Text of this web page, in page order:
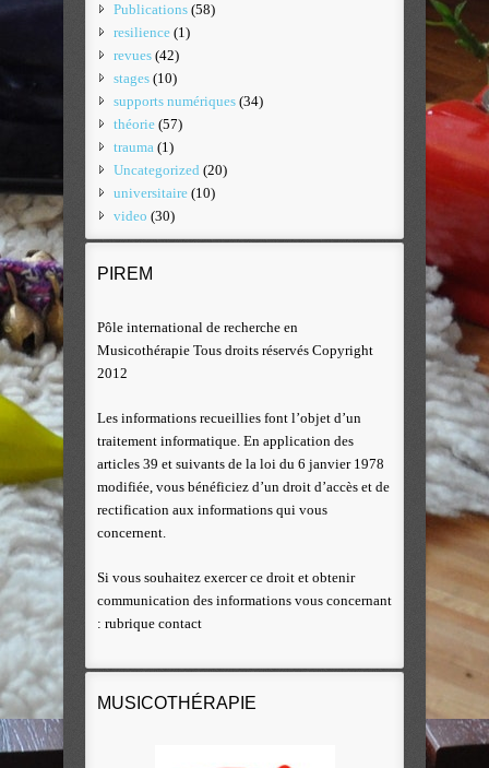
Publications (58)
resilience (1)
revues (42)
stages (10)
supports numériques (34)
théorie (57)
trauma (1)
Uncategorized (20)
universitaire (10)
video (30)
PIREM
Pôle international de recherche en
Musicothérapie Tous droits réservés Copyright
2012
Les informations recueillies font l’objet d’un
traitement informatique. En application des
articles 39 et suivants de la loi du 6 janvier 1978
modifiée, vous bénéficiez d’un droit d’accès et de
rectification aux informations qui vous
concernent.
Si vous souhaitez exercer ce droit et obtenir
communication des informations vous concernant
: rubrique contact
MUSICOTHÉRAPIE